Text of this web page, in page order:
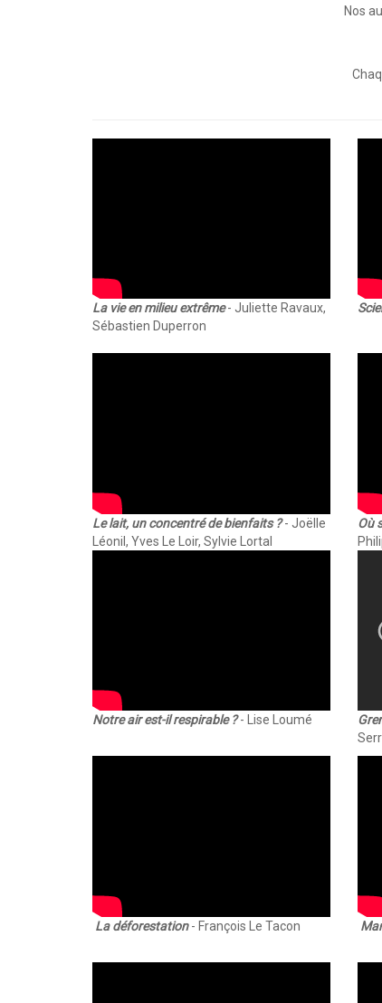
Nos
La vie en milieu extrême- Juliette Ravaux,
Sébastien Duperron
Le lait, un concentré de bienfaits ?- Joëlle
Léonil, Yves Le Loir, Sylvie Lortal
Où
Notre air est-il respirable ?- Lise Loumé
La déforestation- François Le Tacon